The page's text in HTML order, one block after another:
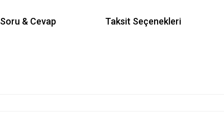
Soru & Cevap Taksit Seçenekleri